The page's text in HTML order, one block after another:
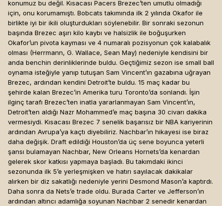
konumuz bu değil. Kısacası Pacers Brezec’ten umutlu olmadığı
için, onu korumamıştı. Bobcats takımında ilk 2 yılında Okafor ile
birlikte iyi bir ikili oluşturdukları söylenebilir. Bir sonraki sezonun
başında Brezec aşırı kilo kaybı ve halsizlik ile boğuşurken
Okafor’un pivota kayması ve 4 numaralı pozisyonun çok kalabalık
olması (Herrmann, G. Wallace, Sean May) nedeniyle kendisini bir
anda benchin derinliklerinde buldu. Geçtiğimiz sezon ise small ball
oynama isteğiyle yanıp tutuşan Sam Vincent’ın gazabına uğrayan
Brezec, ardından kendini Detroit’te buldu. 15 maç kadar bu
şehirde kalan Brezec’in Amerika turu Toronto’da sonlandı. İşin
ilginç tarafı Brezec’ten inatla yararlanmayan Sam Vincent’ın,
Detroit’ten aldığı Nazr Mohammed’e maç başına 30 civarı dakika
vermesiydi. Kısacası Brezec 7 senelik başarısız bir NBA kariyerinin
ardından Avrupa’ya kaçtı diyebiliriz. Nachbar’ın hikayesi ise biraz
daha değişik. Draft edildiği Houston’da üç sene boyunca yeterli
şansı bulamayan Nachbar, New Orleans Hornets’da kenardan
gelerek skor katkısı yapmaya başladı. Bu takımdaki ikinci
sezonunda ilk 5’e yerleşmişken ve hatırı sayılacak dakikalar
alırken bir diz sakatlığı nedeniyle yerini Desmond Mason’a kaptırdı.
Daha sonra da Nets’e trade oldu. Burada Carter ve Jefferson’ın
ardından altıncı adamlığa soyunan Nachbar 2 senedir kenardan